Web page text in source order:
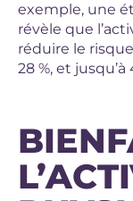
exemple, une
révèle que
réduire le
28 %, et